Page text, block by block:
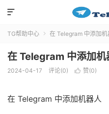

TG帮助中心  在 Telegram 中添加机
在 Telegram 中添加机
2024-04-17 评论(0)  赞(0)
在 Telegram 中添加机器人